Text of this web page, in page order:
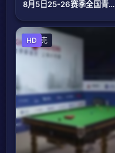
8月5日25-26赛季全国青年篮球联赛 新疆广汇60VS88上海久事
斯诺克
HD